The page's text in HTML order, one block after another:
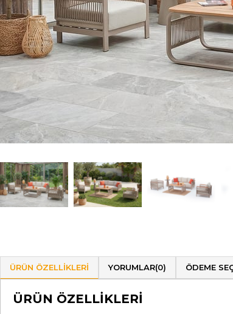
ÜRÜN ÖZELLIKLERI YORUMLAR(0) ÖDEME
ÜRÜN ÖZELLİKLERİ